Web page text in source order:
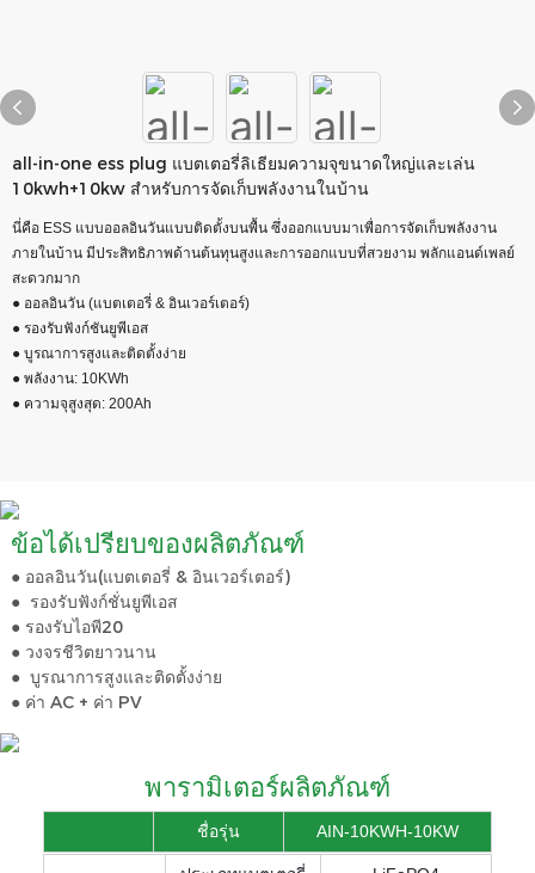
all-in-one ess plug แบตเตอรี่ลิเธียมความจุขนาดใหญ่และเล่น
10kwh+10kw สำหรับการจัดเก็บพลังงานในบ้าน
นี่คือ ESS แบบออลอินวันแบบติดตั้งบนพื้น ซึ่งออกแบบมาเพื่อการจัดเก็บพลังงาน
ภายในบ้าน มีประสิทธิภาพด้านต้นทุนสูงและการออกแบบที่สวยงาม พลักแอนด์เพลย์
สะดวกมาก
● ออลอินวัน (แบตเตอรี่ & อินเวอร์เตอร์)
● รองรับฟังก์ชันยูพีเอส
● บูรณาการสูงและติดตั้งง่าย
● พลังงาน: 10KWh
● ความจุสูงสุด: 200Ah
ข้อได้เปรียบของผลิตภัณฑ์
● ออลอินวัน(แบตเตอรี่ & อินเวอร์เตอร์)
● รองรับฟังก์ชั่นยูพีเอส
● รองรับไอพี20
● วงจรชีวิตยาวนาน
● บูรณาการสูงและติดตั้งง่าย
● ค่า AC + ค่า PV
พารามิเตอร์ผลิตภัณฑ์
ชื่อรุ่น AIN-10KWH-10KW